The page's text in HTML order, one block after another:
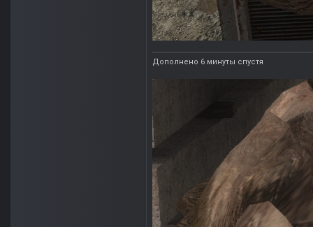
Дополнено 6 минуты спустя